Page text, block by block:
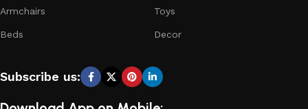
Armchairs
Beds
Toys
Decor
Subscribe us: